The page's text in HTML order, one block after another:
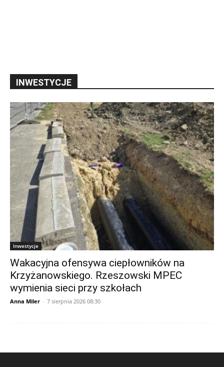
INWESTYCJE
Inwestycje
Wakacyjna ofensywa ciepłowników na
Krzyżanowskiego. Rzeszowski MPEC
wymienia sieci przy szkołach
Anna Miler - 7 sierpnia 2026 08:30